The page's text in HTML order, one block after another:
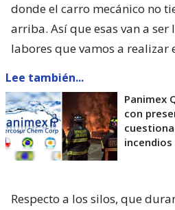
donde el carro mecánico no
arriba. Así que esas van a ser
labores que vamos a realizar
Lee también...
Panimex
con
incendios
Respecto a los silos, que